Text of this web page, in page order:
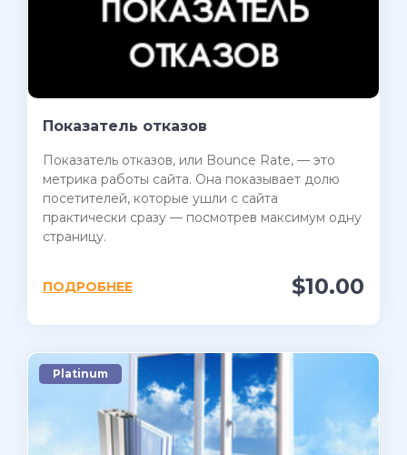
Показатель отказов
Показатель отказов, или Bounce Rate, — это
метрика работы сайта. Она показывает долю
посетителей, которые ушли с сайта
практически сразу — посмотрев максимум одну
страницу.
$10.00
ПОДРОБНЕЕ
Platinum